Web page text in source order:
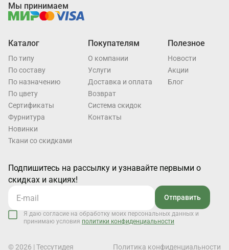
Каталог
По типу
По составу
По назначению
По цвету
Cертификаты
Фурнитура
Новинки
Ткани со скидками
Покупателям
О компании
Услуги
Доставка и оплата
Возврат
Система скидок
Контакты
Полезное
Новости
Акции
Блог
Подпишитесь на рассылку и узнавайте первыми о
скидках и акциях!
Отправить
Я даю согласие на обработку моих персональных данных и
принимаю условия политики конфиденциальности
Мы принимаем
© 2026 | Тессутидея Политика конфиденциальности